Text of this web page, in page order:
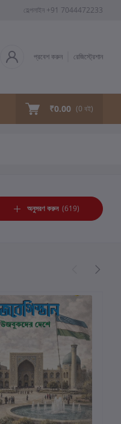
হেল্পলাইন +91 7044472233
প্রবেশ করুন রেজিস্ট্রেশান
₹0.00 (0 বই)
অনুসরণ করুন(619)